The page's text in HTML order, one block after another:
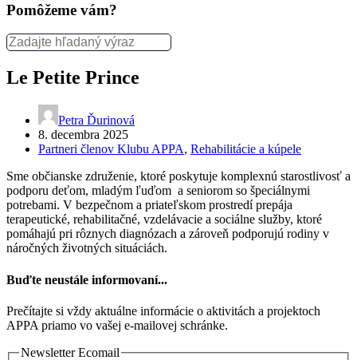
Pomôžeme vám?
Le Petite Prince
Petra Ďurinová
8. decembra 2025
Partneri členov Klubu APPA, Rehabilitácie a kúpele
Sme občianske združenie, ktoré poskytuje komplexnú starostlivosť a
podporu deťom, mladým ľuďom a seniorom so špeciálnymi
potrebami. V bezpečnom a priateľskom prostredí prepája
terapeutické, rehabilitačné, vzdelávacie a sociálne služby, ktoré
pomáhajú pri rôznych diagnózach a zároveň podporujú rodiny v
náročných životných situáciách.
Buďte neustále informovaní...
Prečítajte si vždy aktuálne informácie o aktivitách a projektoch
APPA priamo vo vašej e-mailovej schránke.
Newsletter Ecomail